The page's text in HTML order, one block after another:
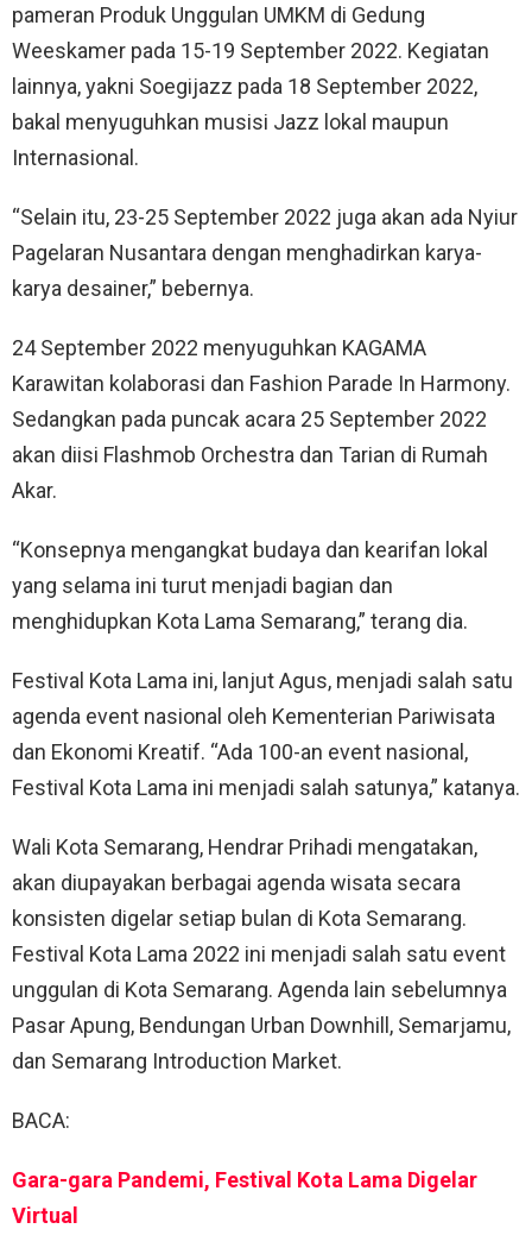
pameran Produk Unggulan UMKM di Gedung
Weeskamer pada 15-19 September 2022. Kegiatan
lainnya, yakni Soegijazz pada 18 September 2022,
bakal menyuguhkan musisi Jazz lokal maupun
Internasional.
“Selain itu, 23-25 September 2022 juga akan ada Nyiur
Pagelaran Nusantara dengan menghadirkan karya-
karya desainer,” bebernya.
24 September 2022 menyuguhkan KAGAMA
Karawitan kolaborasi dan Fashion Parade In Harmony.
Sedangkan pada puncak acara 25 September 2022
akan diisi Flashmob Orchestra dan Tarian di Rumah
Akar.
“Konsepnya mengangkat budaya dan kearifan lokal
yang selama ini turut menjadi bagian dan
menghidupkan Kota Lama Semarang,” terang dia.
Festival Kota Lama ini, lanjut Agus, menjadi salah satu
agenda event nasional oleh Kementerian Pariwisata
dan Ekonomi Kreatif. “Ada 100-an event nasional,
Festival Kota Lama ini menjadi salah satunya,” katanya.
Wali Kota Semarang, Hendrar Prihadi mengatakan,
akan diupayakan berbagai agenda wisata secara
konsisten digelar setiap bulan di Kota Semarang.
Festival Kota Lama 2022 ini menjadi salah satu event
unggulan di Kota Semarang. Agenda lain sebelumnya
Pasar Apung, Bendungan Urban Downhill, Semarjamu,
dan Semarang Introduction Market.
BACA:
Gara-gara Pandemi, Festival Kota Lama Digelar
Virtual